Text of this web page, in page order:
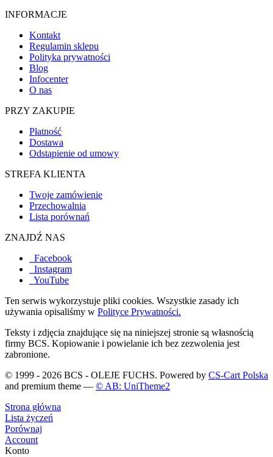
INFORMACJE
Kontakt
Regulamin sklepu
Polityka prywatności
Blog
Infocenter
O nas
PRZY ZAKUPIE
Płatność
Dostawa
Odstąpienie od umowy
STREFA KLIENTA
Twoje zamówienie
Przechowalnia
Lista porównań
ZNAJDŹ NAS
Facebook
Instagram
YouTube
Ten serwis wykorzystuje pliki cookies. Wszystkie zasady ich
używania opisaliśmy w Polityce Prywatności.
Teksty i zdjęcia znajdujące się na niniejszej stronie są własnością
firmy BCS. Kopiowanie i powielanie ich bez zezwolenia jest
zabronione.
© 1999 - 2026 BCS - OLEJE FUCHS. Powered by CS-Cart Polska
and premium theme — © AB: UniTheme2
Strona główna
Lista życzeń
Porównaj
Account
Konto